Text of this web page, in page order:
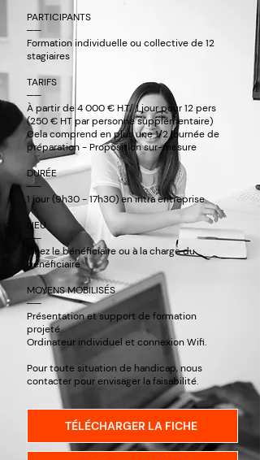
PARTICIPANTS
──
Formation individuelle ou collective de 12
stagiaires
TARIFS
──
À partir de 4 000 € H.T/ 1 jour pour 12 pers
(250 € HT par personne supplémentaire)
Cela comprend en plus une 1/2 journée de
préparation - Proposition sur-mesure
DURÉE
──
1 jour (9h30 - 17h30) en intra entreprise
LIEU
──
Chez le bénéficiaire ou à la charge du
bénéficiaire
MOYENS MOBILISÉS
──
Présentation et support de formation
projeté.
Ordinateur individuel et connexion Wifi.
Pour toute situation de handicap, nous
contacter pour envisager la faisabilité.
TÉLÉCHARGER LA FICHE